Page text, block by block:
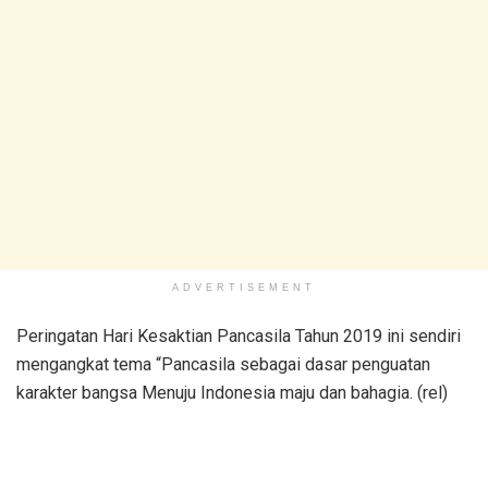
ADVERTISEMENT
Peringatan Hari Kesaktian Pancasila Tahun 2019 ini sendiri
mengangkat tema “Pancasila sebagai dasar penguatan
karakter bangsa Menuju Indonesia maju dan bahagia. (rel)